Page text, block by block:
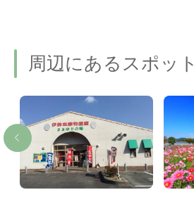
周辺にあるスポット